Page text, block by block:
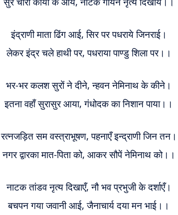
इंद्राणी माता ढिंग आई,सिर पर पधराये जिनराई।
लेकर इंद्र चले हाथी पर,पधराया पाण्डु शिला पर।।
भर-भर कलश सुरों ने दीने,न्हवन नेमिनाथ के कीने।
इतना वहाँ सुरासुर आया,गंधोदक का निशान पाया।।
रत्नजड़ित सम वस्त्राभूषण,पहनाएँ इन्द्राणी जिन तन।
नगर द्वारका मात-पिता को, आकर सौपें नेमिनाथ को।।
नाटक तांडव नृत्य दिखाएँ,नौ भव प्रभुजी के दर्शाएँ।
बचपन गया जवानी आई,जैनाचार्य दया मन भाई।।